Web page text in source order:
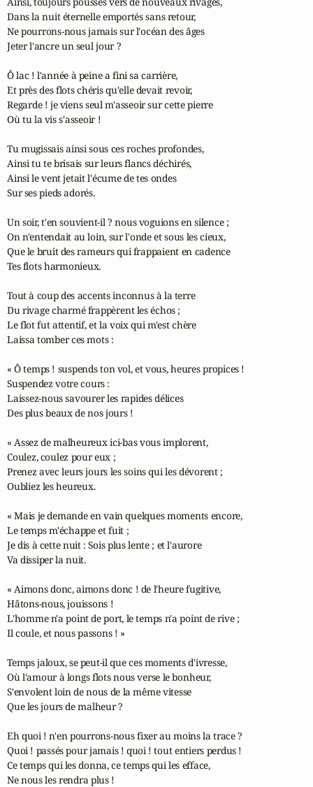
Dans la nuit éternelle emportés sans retour,
Ne pourrons-nous jamais sur l'océan des âges
Jeter l'ancre un seul jour ?
Ô lac ! l'année à peine a fini sa carrière,
Et près des flots chéris qu'elle devait revoir,
Regarde ! je viens seul m'asseoir sur cette pierre
Où tu la vis s'asseoir !
Tu mugissais ainsi sous ces roches profondes,
Ainsi tu te brisais sur leurs flancs déchirés,
Ainsi le vent jetait l'écume de tes ondes
Sur ses pieds adorés.
Un soir, t'en souvient-il ? nous voguions en silence ;
On n'entendait au loin, sur l'onde et sous les cieux,
Que le bruit des rameurs qui frappaient en cadence
Tes flots harmonieux.
Tout à coup des accents inconnus à la terre
Du rivage charmé frappèrent les échos ;
Le flot fut attentif, et la voix qui m'est chère
Laissa tomber ces mots :
« Ô temps ! suspends ton vol, et vous, heures propices !
Suspendez votre cours :
Laissez-nous savourer les rapides délices
Des plus beaux de nos jours !
« Assez de malheureux ici-bas vous implorent,
Coulez, coulez pour eux ;
Prenez avec leurs jours les soins qui les dévorent ;
Oubliez les heureux.
« Mais je demande en vain quelques moments encore,
Le temps m'échappe et fuit ;
Je dis à cette nuit : Sois plus lente ; et l'aurore
Va dissiper la nuit.
« Aimons donc, aimons donc ! de l'heure fugitive,
Hâtons-nous, jouissons !
L'homme n'a point de port, le temps n'a point de rive ;
Il coule, et nous passons ! »
Temps jaloux, se peut-il que ces moments d'ivresse,
Où l'amour à longs flots nous verse le bonheur,
S'envolent loin de nous de la même vitesse
Que les jours de malheur ?
Eh quoi ! n'en pourrons-nous fixer au moins la trace ?
Quoi ! passés pour jamais ! quoi ! tout entiers perdus !
Ce temps qui les donna, ce temps qui les efface,
Ne nous les rendra plus !